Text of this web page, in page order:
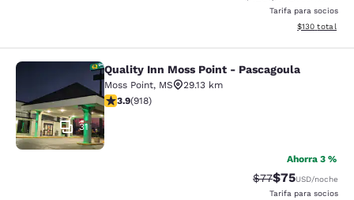
Tarifa para socios
Ver detalles
$130 total
Quality Inn Moss Point - Pascagoula
31
Quality Inn Moss Point - Pascagoula
Moss Point, MS
29.13 km
calificación de 3.88 estrellas. Bueno. 918 reseñas
3.9(918)
Ahorra 3 %
Precio tachado:
$77Precio con
$75USD/noche
Tarifa para socios